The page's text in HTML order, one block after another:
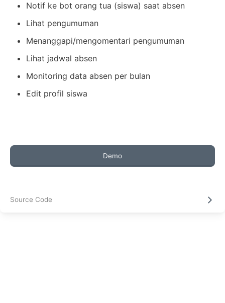
Notif ke bot orang tua (siswa) saat absen
Lihat pengumuman
Menanggapi/mengomentari pengumuman
Lihat jadwal absen
Monitoring data absen per bulan
Edit profil siswa
Demo
Source Code